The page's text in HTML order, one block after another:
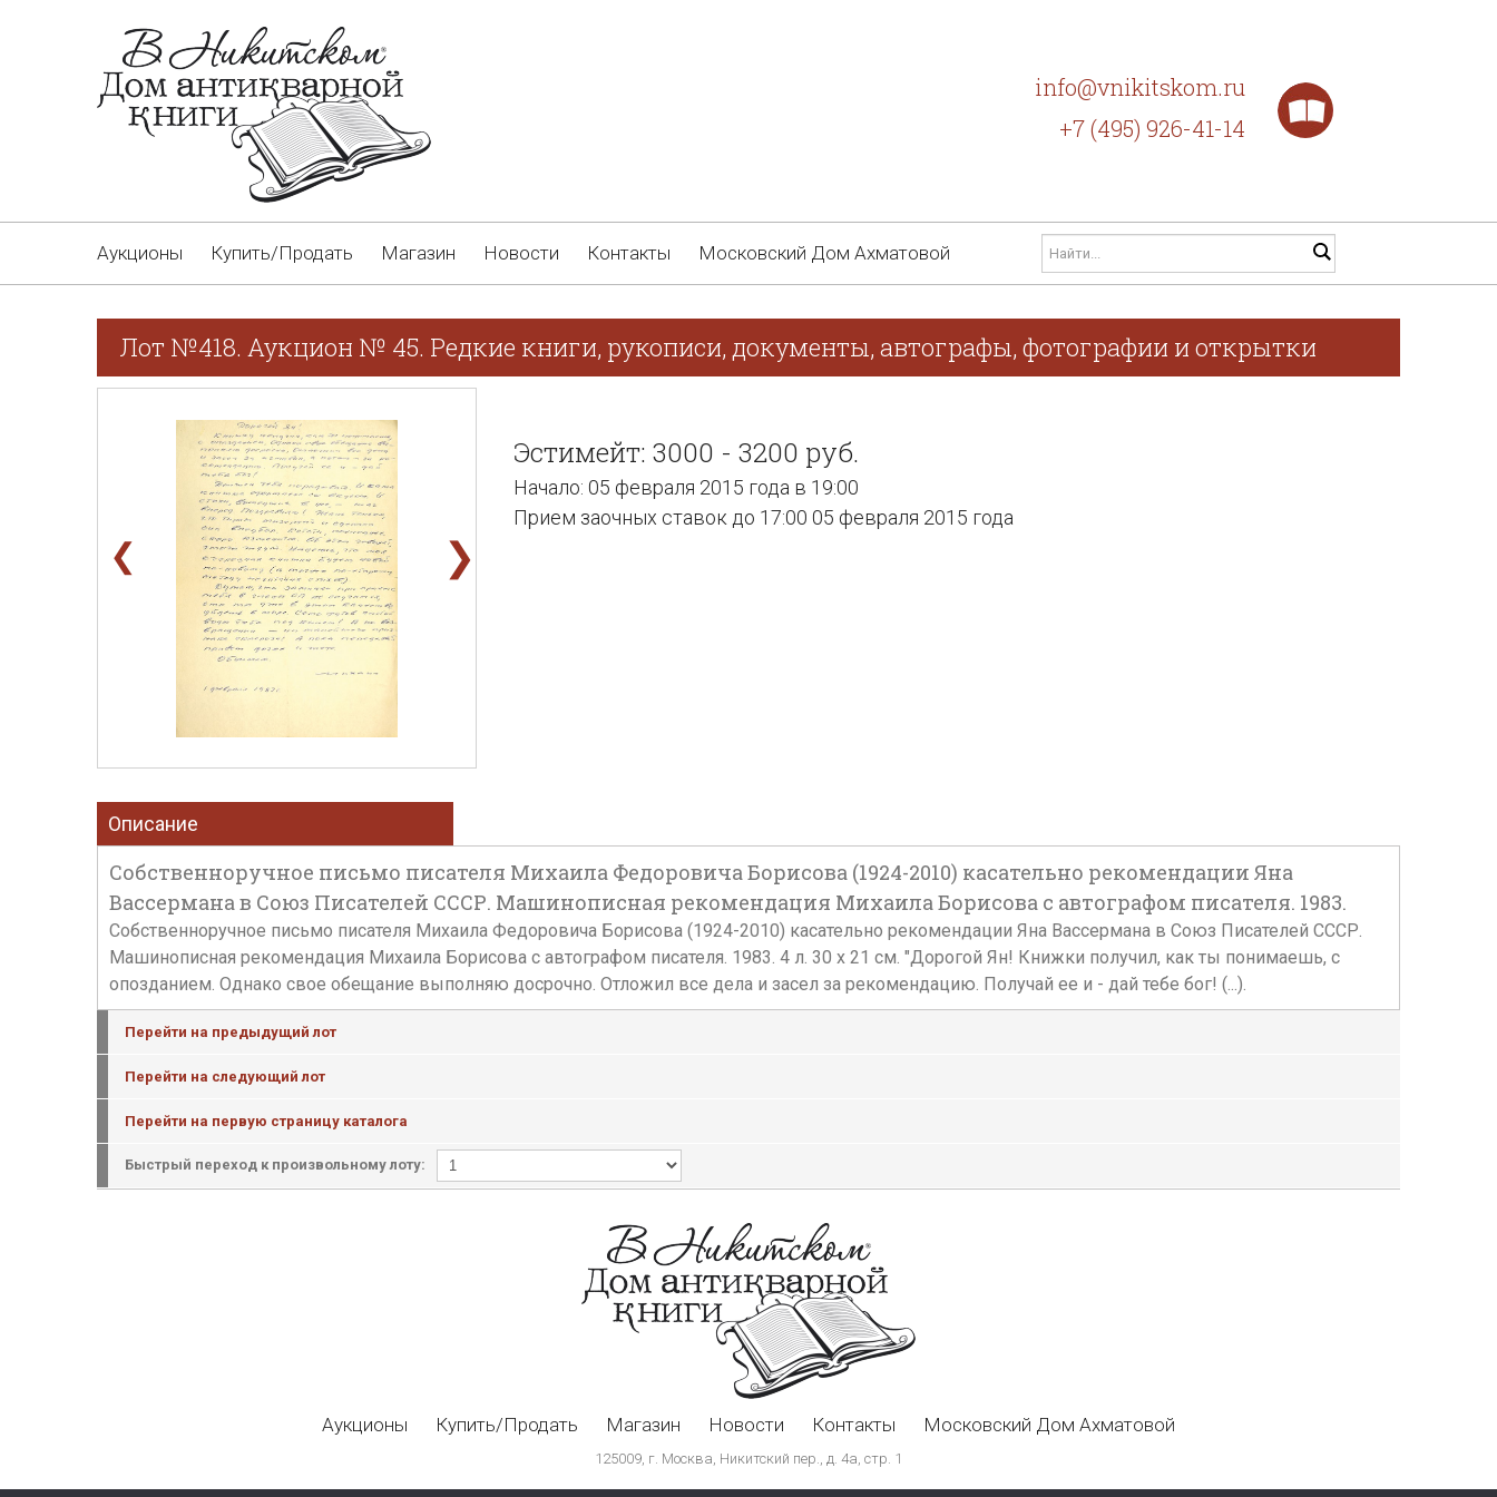
info@vnikitskom.ru
+7 (495) 926-41-14
Аукционы Купить/Продать Магазин Новости Контакты Московский Дом Ахматовой
Лот №418. Аукцион № 45. Редкие книги, рукописи, документы, автографы, фотографии и открытки
❮ ❯
Эстимейт: 3000 - 3200 руб.
Начало: 05 февраля 2015 года в 19:00
Прием заочных ставок до 17:00 05 февраля 2015 года
Описание
Собственноручное письмо писателя Михаила Федоровича Борисова (1924-2010) касательно рекомендации Яна
Вассермана в Союз Писателей СССР. Машинописная рекомендация Михаила Борисова с автографом писателя. 1983.
Собственноручное письмо писателя Михаила Федоровича Борисова (1924-2010) касательно рекомендации Яна Вассермана в Союз Писателей СССР.
Машинописная рекомендация Михаила Борисова с автографом писателя. 1983. 4 л. 30 х 21 см. "Дорогой Ян! Книжки получил, как ты понимаешь, с
опозданием. Однако свое обещание выполняю досрочно. Отложил все дела и засел за рекомендацию. Получай ее и - дай тебе бог! (...).
Перейти на предыдущий лот
Перейти на следующий лот
Перейти на первую страницу каталога
Быстрый переход к произвольному лоту:
Аукционы Купить/Продать Магазин Новости Контакты Московский Дом Ахматовой
125009, г. Москва, Никитский пер., д. 4а, стр. 1